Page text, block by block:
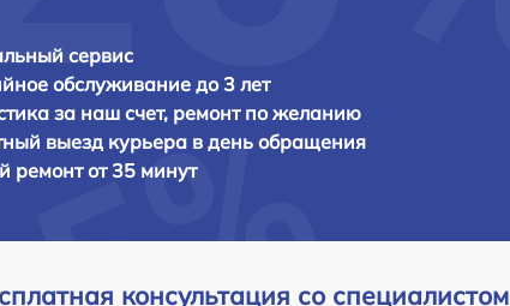
сервис
обслуживание до 3 лет
за наш счет, ремонт по желанию
выезд курьера в день обращения
ремонтот 35 минут
консультация со специалистом